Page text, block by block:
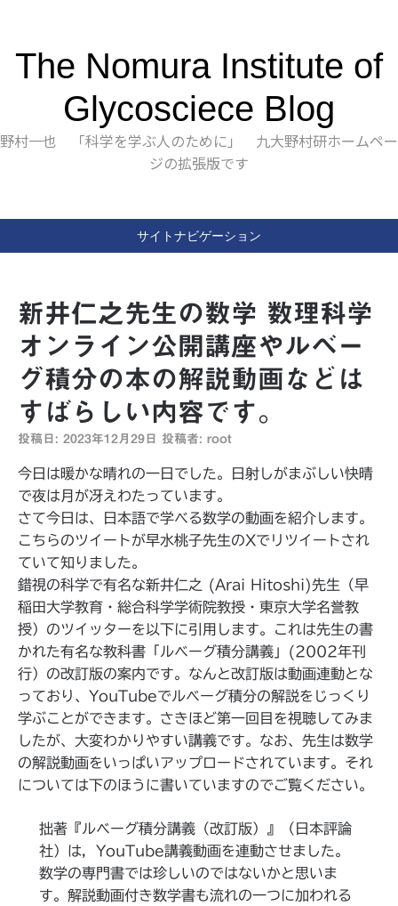
The Nomura Institute of
Glycosciece Blog
野村一也 「科学を学ぶ人のために」 九大野村研ホームペー
ジの拡張版です
サイトナビゲーション
新井仁之先生の数学 数理科学
オンライン公開講座やルベー
グ積分の本の解説動画などは
すばらしい内容です。
投稿日: 2023年12月29日 投稿者: root
今日は暖かな晴れの一日でした。日射しがまぶしい快晴
で夜は月が冴えわたっています。
さて今日は、日本語で学べる数学の動画を紹介します。
こちらのツイートが早水桃子先生のXでリツイートされ
ていて知りました。
錯視の科学で有名な新井仁之 (Arai Hitoshi)先生（早
稲田大学教育・総合科学学術院教授・東京大学名誉教
授）のツイッターを以下に引用します。これは先生の書
かれた有名な教科書「ルベーグ積分講義」(2002年刊
行）の改訂版の案内です。なんと改訂版は動画連動とな
っており、YouTubeでルベーグ積分の解説をじっくり
学ぶことができます。さきほど第一回目を視聴してみま
したが、大変わかりやすい講義です。なお、先生は数学
の解説動画をいっぱいアップロードされています。それ
については下のほうに書いていますのでご覧ください。
拙著『ルベーグ積分講義（改訂版）』（日本評論
社）は，YouTube講義動画を連動させました。
数学の専門書では珍しいのではないかと思いま
す。解説動画付き数学書も流れの一つに加われる